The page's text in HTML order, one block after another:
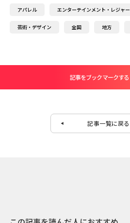
アパレル エンターテインメント・レジャー
芸術・デザイン 全国 地方
記事をブックマークする
記事一覧に戻る